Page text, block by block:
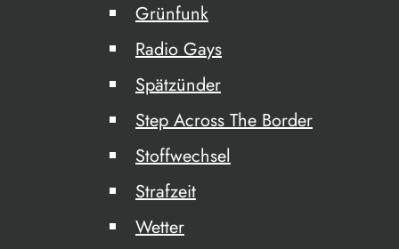
Grünfunk
Radio Gays
Spätzünder
Step Across The Border
Stoffwechsel
Strafzeit
Wetter